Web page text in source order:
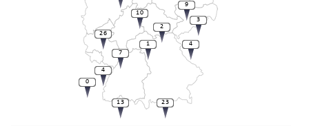
4
3
26
9
2
10
0
7
4
13
1
23